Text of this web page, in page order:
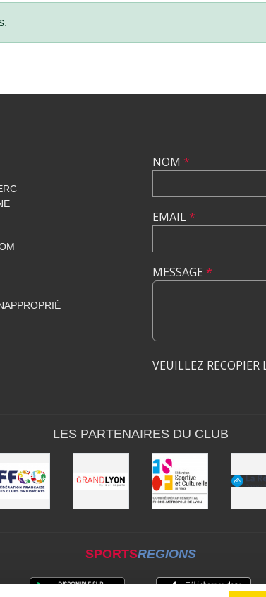
NOM *
EMAIL*
MESSAGE *
VEUILLEZ RECOPIER
LES PARTENAIRES DU CLUB
SPORTSREGIONS